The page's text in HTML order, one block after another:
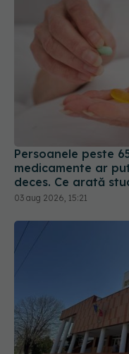
Persoanele peste
medicamente ar
deces. Ce arată
03 aug 2026, 15:21